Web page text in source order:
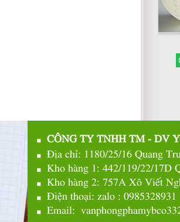
CÔNG TY TNHH TM - DV
Địa chỉ: 1180/25/16 Quang
Kho hàng 1: 442/119/22/17D
Kho hàng 2: 757A Xô Viết
Điện thoại: zalo : 0985328931
Email: